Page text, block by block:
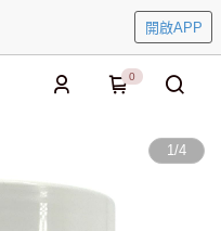
開啟APP
0
1/4